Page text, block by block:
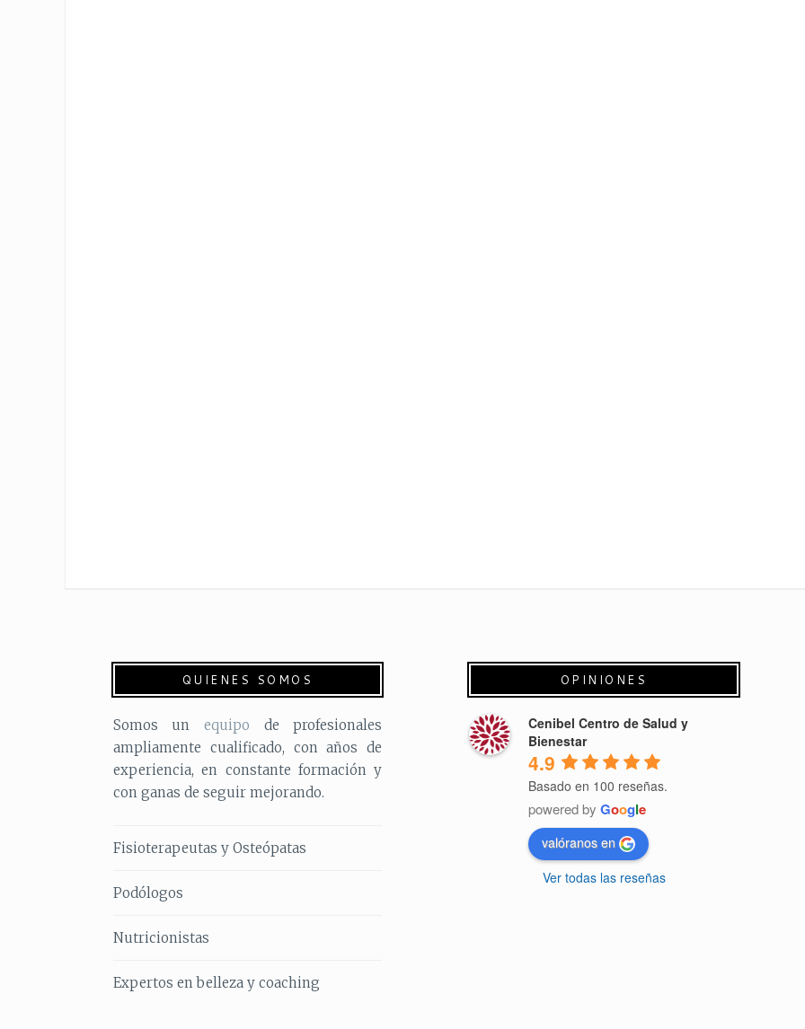
QUIENES SOMOS
Somos unequipo de profesionales
ampliamente cualificado, con años de
experiencia, en constante formación y
con ganas de seguir mejorando.
Fisioterapeutas y Osteópatas
Podólogos
Nutricionistas
Expertos en belleza y coaching
OPINIONES
Cenibel Centro de Salud y
Bienestar
4.9
Basado en 100 reseñas.
powered byGoogle
valóranos en
Ver todas las reseñas